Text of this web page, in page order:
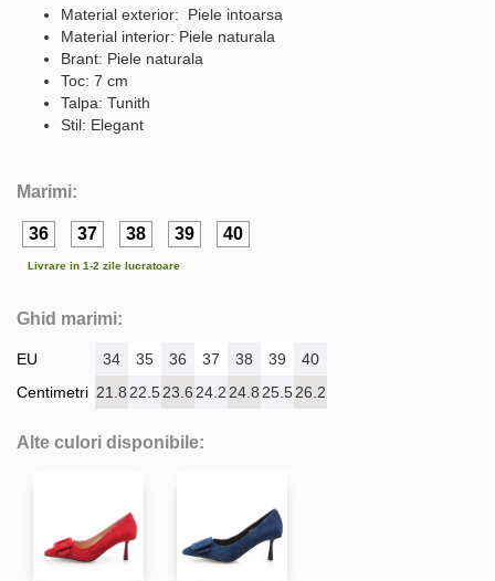
Material exterior: Piele intoarsa
Material interior: Piele naturala
Brant: Piele naturala
Toc: 7 cm
Talpa: Tunith
Stil: Elegant
Marimi:
36 37 38 39 40
Livrare in 1-2 zile lucratoare
Ghid marimi:
EU
Centimetri
34 35 36 37 38 39
40
21.8 22.523.6 24.2 24.8 25.526.2
Alte culori disponibile: